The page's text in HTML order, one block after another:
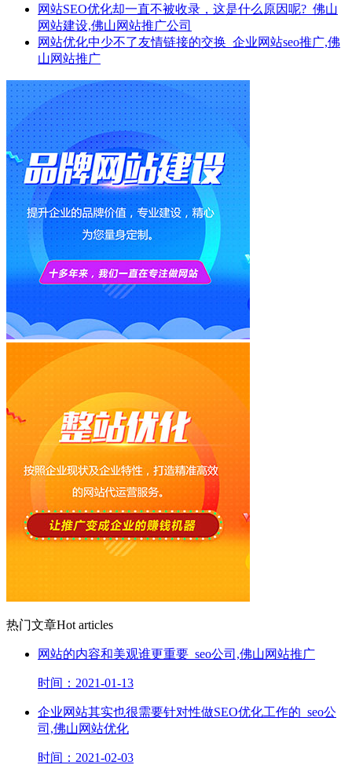
网站SEO优化却一直不被收录，这是什么原因呢?_佛山
网站建设,佛山网站推广公司
网站优化中少不了友情链接的交换_企业网站seo推广,佛
山网站推广
热门文章Hot articles
网站的内容和美观谁更重要_seo公司,佛山网站推广
时间：2021-01-13
企业网站其实也很需要针对性做SEO优化工作的_seo公
司,佛山网站优化
时间：2021-02-03